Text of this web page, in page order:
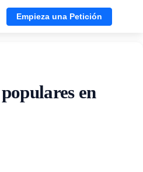
Empieza una Petición
en